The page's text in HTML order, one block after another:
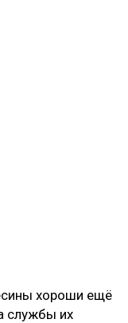
хороши ещё
службы их